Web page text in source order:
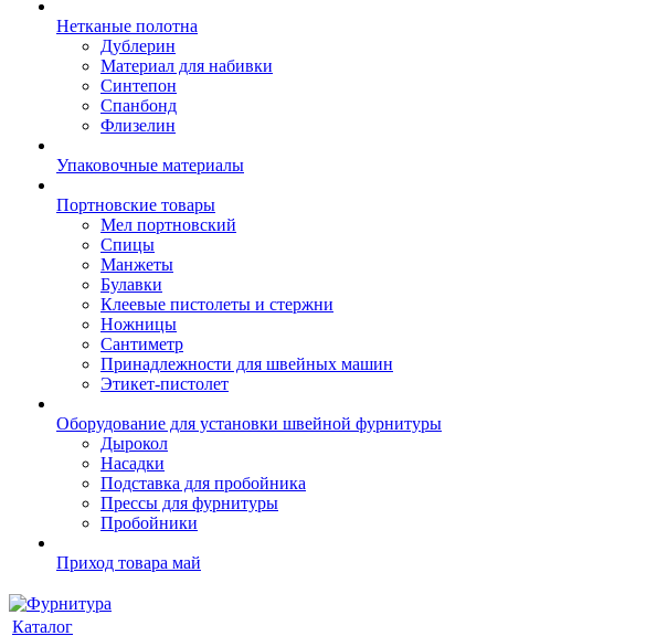
Нетканые полотна
Дублерин
Материал для набивки
Синтепон
Спанбонд
Флизелин
Упаковочные материалы
Портновские товары
Мел портновский
Спицы
Манжеты
Булавки
Клеевые пистолеты и стержни
Ножницы
Сантиметр
Принадлежности для швейных машин
Этикет-пистолет
Оборудование для установки швейной фурнитуры
Дырокол
Насадки
Подставка для пробойника
Прессы для фурнитуры
Пробойники
Приход товара май
Каталог